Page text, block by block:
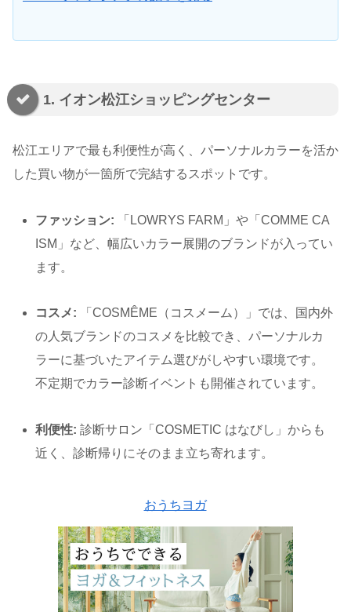
1. イオン松江ショッピングセンター
松江エリアで最も利便性が高く、パーソナルカラーを活か
した買い物が一箇所で完結するスポットです。
ファッション: 「LOWRYS FARM」や「COMME CA
ISM」など、幅広いカラー展開のブランドが入ってい
ます。
コスメ: 「COSMÊME（コスメーム）」では、国内外
の人気ブランドのコスメを比較でき、パーソナルカ
ラーに基づいたアイテム選びがしやすい環境です。
不定期でカラー診断イベントも開催されています。
利便性: 診断サロン「COSMETIC はなびし」からも
近く、診断帰りにそのまま立ち寄れます。
おうちヨガ